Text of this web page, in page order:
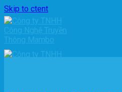
Skip to ctent